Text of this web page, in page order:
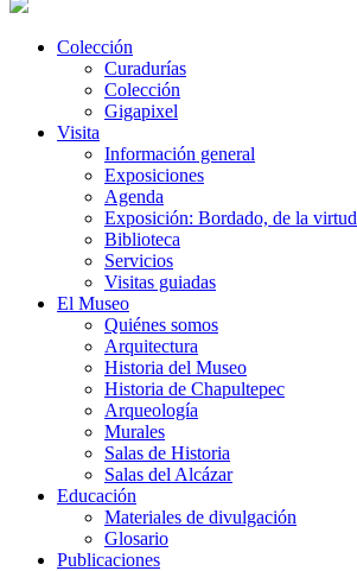
Colección
Curadurías
Colección
Gigapixel
Visita
Información general
Exposiciones
Agenda
Exposición: Bordado, de la virtud
Biblioteca
Servicios
Visitas guiadas
El Museo
Quiénes somos
Arquitectura
Historia del Museo
Historia de Chapultepec
Arqueología
Murales
Salas de Historia
Salas del Alcázar
Educación
Materiales de divulgación
Glosario
Publicaciones